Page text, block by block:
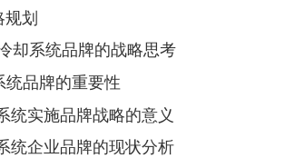
规划
却系统品牌的战略思考
统品牌的重要性
统实施品牌战略的意义
统企业品牌的现状分析